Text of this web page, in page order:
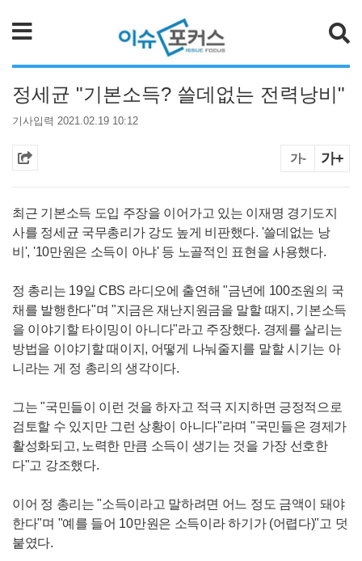
정세균 "기본소득? 쓸데없는 전력낭비"
기사입력 2021.02.19 10:12
가- 가+
최근 기본소득 도입 주장을 이어가고 있는 이재명 경기도지
사를 정세균 국무총리가 강도 높게 비판했다. '쓸데없는 낭
비', '10만원은 소득이 아냐' 등 노골적인 표현을 사용했다.
정 총리는 19일CBS 라디오에 출연해 "금년에 100조원의 국
채를 발행한다"며 "지금은 재난지원금을 말할 때지, 기본소득
을 이야기할 타이밍이 아니다"라고 주장했다. 경제를 살리는
방법을 이야기할 때이지, 어떻게 나눠줄지를 말할 시기는 아
니라는 게 정 총리의 생각이다.
그는 "국민들이 이런 것을 하자고 적극 지지하면 긍정적으로
검토할 수 있지만 그런 상황이 아니다"라며 "국민들은 경제가
활성화되고, 노력한 만큼 소득이 생기는 것을 가장 선호한
다"고 강조했다.
이어 정 총리는 "소득이라고 말하려면 어느 정도 금액이 돼야
한다"며 "예를 들어 10만원은 소득이라 하기가 (어렵다)"고 덧
붙였다.